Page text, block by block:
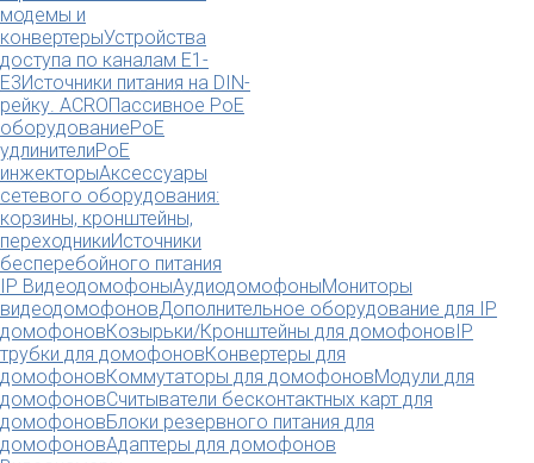
модемы и
конвертерыУстройства
доступа по каналам E1-
E3Источники питания на DIN-
рейку. ACROПассивное PoE
оборудованиеPoE
удлинителиPoE
инжекторыАксессуары
сетевого оборудования:
корзины, кронштейны,
переходникиИсточники
бесперебойного питания
IP ВидеодомофоныАудиодомофоныМониторы
видеодомофоновДополнительное оборудование для IP
домофоновКозырьки/Кронштейны для домофоновIP
трубки для домофоновКонвертеры для
домофоновКоммутаторы для домофоновМодули для
домофоновСчитыватели бесконтактных карт для
домофоновБлоки резервного питания для
домофоновАдаптеры для домофонов